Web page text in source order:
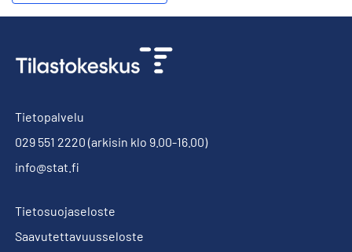
Tietopalvelu
029 551 2220 (arkisin klo 9.00-16.00)
info@stat.fi
Tietosuojaseloste
Saavutettavuusseloste